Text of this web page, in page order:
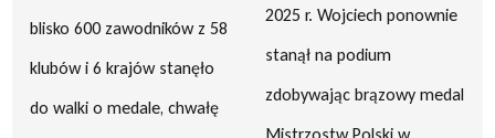
blisko 600 zawodników z 58
klubów i 6 krajów stanęło
do walki o medale, chwałę
2025 r. Wojciech ponownie
stanął na podium
zdobywając brązowy medal